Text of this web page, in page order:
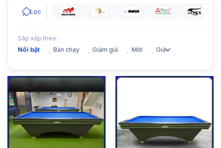
Lọc
Sắp xếp theo:
Nổi bật
Bán chạy Giảm giá Mới Giá